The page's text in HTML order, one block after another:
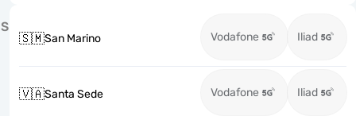
S
🇸🇲San Marino Vodafone Iliad
🇻🇦Santa Sede Vodafone Iliad